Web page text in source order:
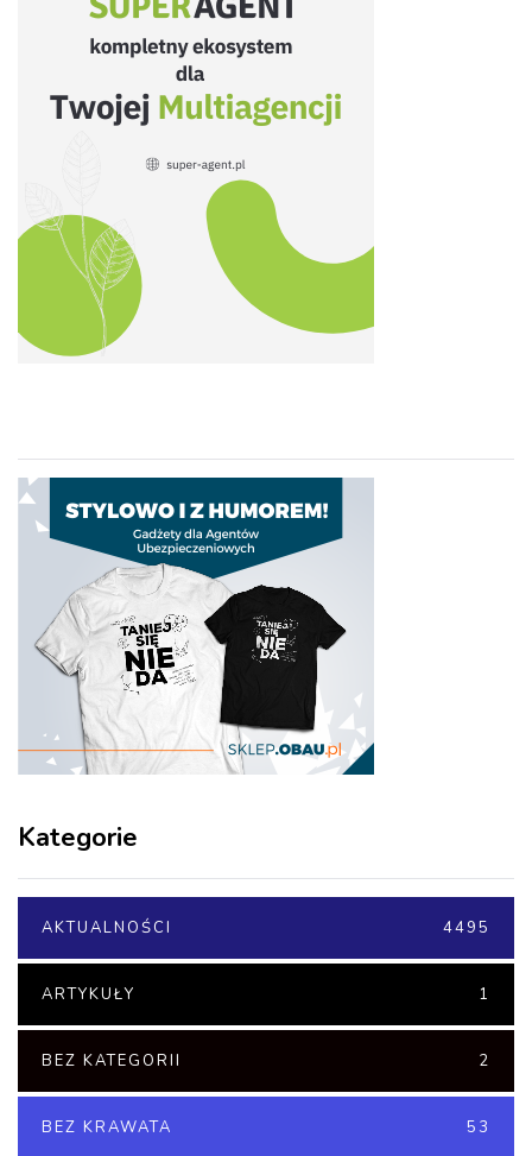
Kategorie
AKTUALNOŚCI 4495
ARTYKUŁY 1
BEZ KATEGORII 2
BEZ KRAWATA 53